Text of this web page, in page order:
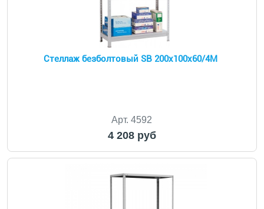
Стеллаж безболтовый SB 200х100х60/4М
Арт. 4592
4 208 руб